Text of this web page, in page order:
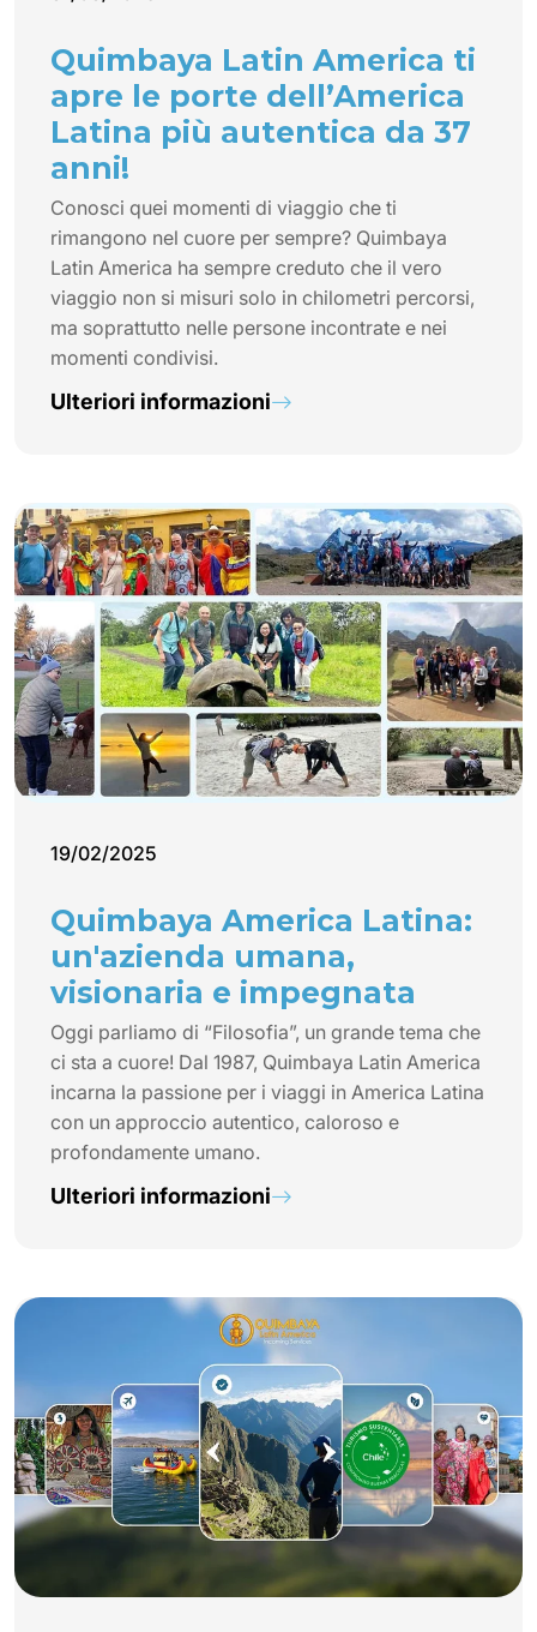
Quimbaya Latin America ti
apre le porte dell’America
Latina più autentica da 37
anni!
Conosci quei momenti di viaggio che ti
rimangono nel cuore per sempre? Quimbaya
Latin America ha sempre creduto che il vero
viaggio non si misuri solo in chilometri percorsi,
ma soprattutto nelle persone incontrate e nei
momenti condivisi.
Ulteriori informazioni
19/02/2025
Quimbaya America Latina:
un'azienda umana,
visionaria e impegnata
Oggi parliamo di “Filosofia”, un grande tema che
ci sta a cuore! Dal 1987, Quimbaya Latin America
incarna la passione per i viaggi in America Latina
con un approccio autentico, caloroso e
profondamente umano.
Ulteriori informazioni